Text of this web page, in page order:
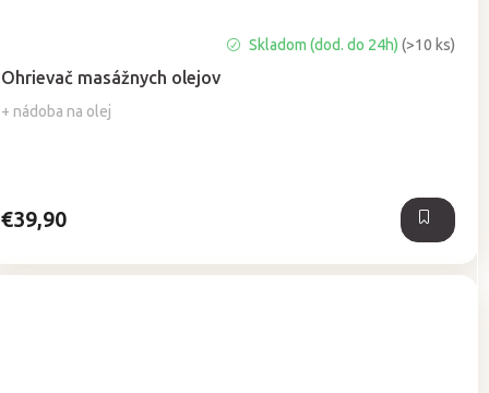
Ohrievač masážnych olejov
+ nádoba na olej
hodnotenie
produktu
je
Skladom (dod. do 24h)(>10 ks)
€39,90